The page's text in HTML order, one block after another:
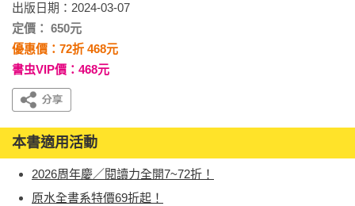
出版日期：2024-03-07
定價： 650元
優惠價：72折 468元
書虫VIP價：468元
本書適用活動
2026周年慶／閱讀力全開7~72折！
原水全書系特價69折起！